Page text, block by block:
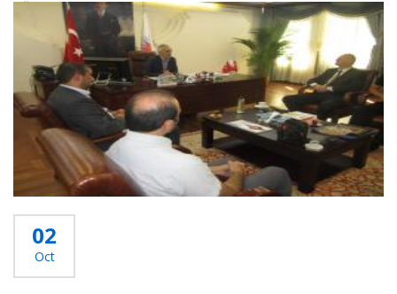
Više...
02
Oct